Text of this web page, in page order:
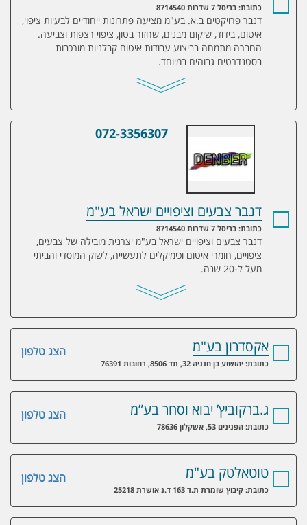
כתובת: בריסל 7 שדרות 8714540
דנבר פרויקטים ב.א. בע"מ מציעה פתרונות ייחודיים לבעיות ציפוי,
איטום, בידוד, שיקום מבנים, שחזור בטון, ציפוי רצפות וצביעה.
החברה מתמחה בביצוע עבודות איטום קבלניות מורכבות
בסטנדרטים גבוהים במיוחד.
דנבר צבעים וציפויים ישראל בע"מ
072-3356307
דנבר צבעים וציפויים ישראל בע"מ
כתובת: בריסל 7 שדרות 8714540
דנבר צבעים וציפויים ישראל בע"מ יצרנית מובילה של צבעים,
ציפויים, חומרי איטום וכימיקלים לתעשייה, לשוק המוסדי והביתי
מעל ל-20 שנה.
הצג טלפון אקסדרון בע"מ
כתובת: יהושוע בן חנניה 32, תד 8506, רחובות 76391
הצג טלפון ג.ברקוביץ’ יבוא וסחר בע”מ
כתובת: הפנינים 53, אשקלון 78636
הצג טלפון טוטאלטק בע"מ
כתובת: קיבוץ שומרת ת.ד 163 ד.נ אושרת 25218